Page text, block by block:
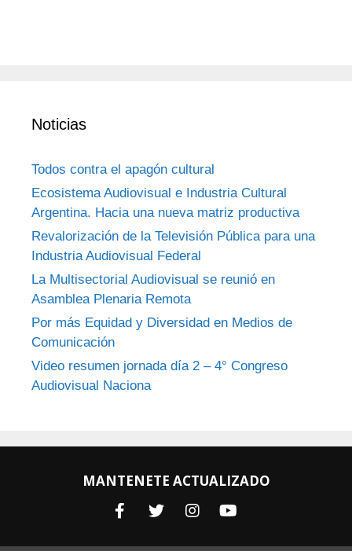
Noticias
Todos contra el apagón cultural
Ecosistema Audiovisual e Industria Cultural
Argentina. Hacia una nueva matriz productiva
Revalorización de la Televisión Pública para una
Industria Audiovisual Federal
La Multisectorial Audiovisual se reunió en
Asamblea Plenaria Remota
Por más Equidad y Diversidad en Medios de
Comunicación
Video resumen jornada día 2 – 4° Congreso
Audiovisual Naciona
MANTENETE ACTUALIZADO